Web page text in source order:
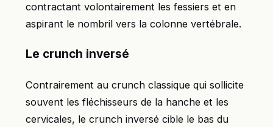
contractant volontairement les fessiers et en
aspirant le nombril vers la colonne vertébrale.
Le crunch inversé
Contrairement au crunch classique qui sollicite
souvent les fléchisseurs de la hanche et les
cervicales, le crunch inversé cible le bas du